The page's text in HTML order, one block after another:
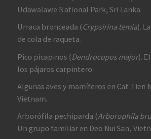
Udawalawe National Park, Sri Lanka.
Urraca bronceada (Crypsirina temia).
de cola de raqueta.
Pico picapinos (Dendrocopos major).
los pájaros carpintero.
Algunas aves y mamíferos en Cat Tien
Vietnam.
Arborófila pechiparda (Arborophila
Un grupo familiar en Deo Nui San,